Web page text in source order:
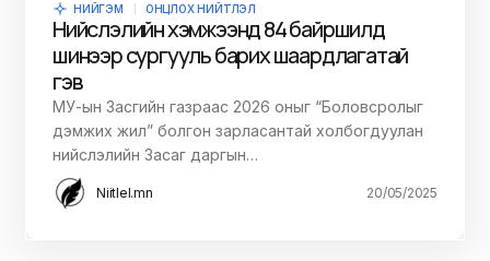
НИЙГЭМ ОНЦЛОХ НИЙТЛЭЛ
Нийслэлийн хэмжээнд 84 байршилд
шинээр сургууль барих шаардлагатай
гэв
МУ-ын Засгийн газраас 2026 оныг “Боловсролыг
дэмжих жил” болгон зарласантай холбогдуулан
нийслэлийн Засаг даргын…
Niitlel.mn 20/05/2025